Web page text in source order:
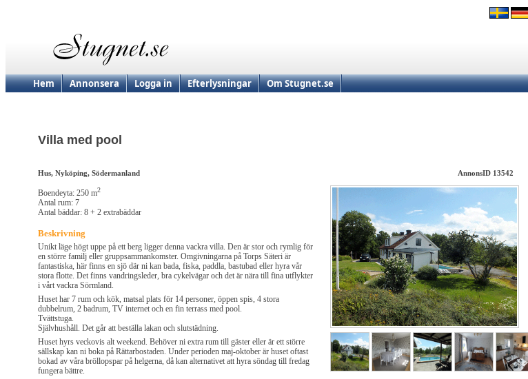
Hem Annonsera Logga in Efterlysningar Om Stugnet.se
Villa med pool
Hus, Nyköping, Södermanland AnnonsID 13542
Boendeyta: 250 m2
Antal rum: 7
Antal bäddar: 8 + 2 extrabäddar
Beskrivning
Unikt läge högt uppe på ett berg ligger denna vackra villa. Den är stor och rymlig för
en större familj eller gruppsammankomster. Omgivningarna på Torps Säteri är
fantastiska, här finns en sjö där ni kan bada, fiska, paddla, bastubad eller hyra vår
stora flotte. Det finns vandringsleder, bra cykelvägar och det är nära till fina utflykter
i vårt vackra Sörmland.
Huset har 7 rum och kök, matsal plats för 14 personer, öppen spis, 4 stora
dubbelrum, 2 badrum, TV internet och en fin terrass med pool.
Tvättstuga.
Självhushåll. Det går att beställa lakan och slutstädning.
Huset hyrs veckovis alt weekend. Behöver ni extra rum till gäster eller är ett större
sällskap kan ni boka på Rättarbostaden. Under perioden maj-oktober är huset oftast
bokad av våra bröllopspar på helgerna, då kan alternativet att hyra söndag till fredag
fungera bättre.